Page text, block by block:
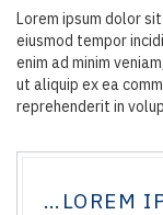
Lorem ipsum dolor
eiusmod tempor
enim ad minim
ut aliquip ex ea
reprehenderit in
…LOREM